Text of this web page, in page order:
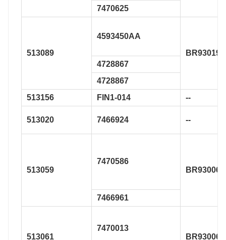
7470625
513089
4593450AA
4728867
4728867
513156
FIN1-014 --
513020 7466924 --
513059
7470586
BR930061
7466961
513061
7470013
BR930064